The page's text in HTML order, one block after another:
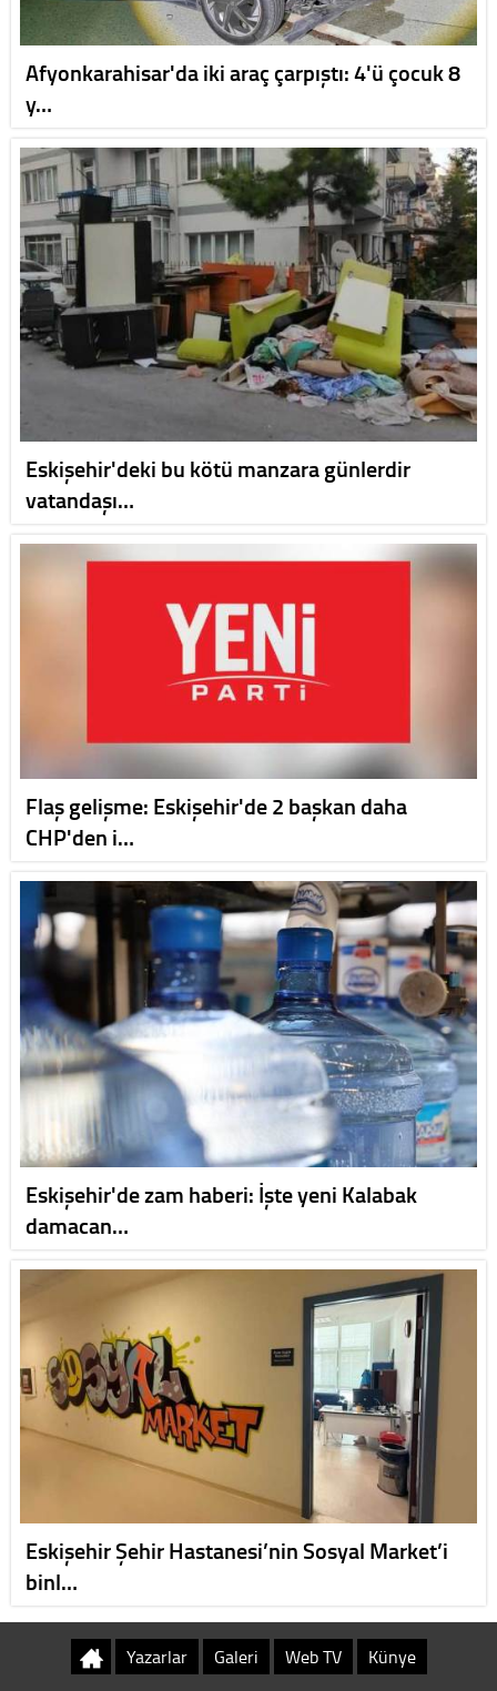
Afyonkarahisar'da iki araç çarpıştı: 4'ü çocuk 8
y…
Eskişehir'deki bu kötü manzara günlerdir
vatandaşı…
Flaş gelişme: Eskişehir'de 2 başkan daha
CHP'den i…
Eskişehir'de zam haberi: İşte yeni Kalabak
damacan…
Eskişehir Şehir Hastanesi’nin Sosyal Market’i
binl…
Yazarlar Galeri Web TV Künye